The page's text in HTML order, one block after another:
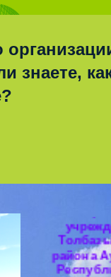
знаете,
района